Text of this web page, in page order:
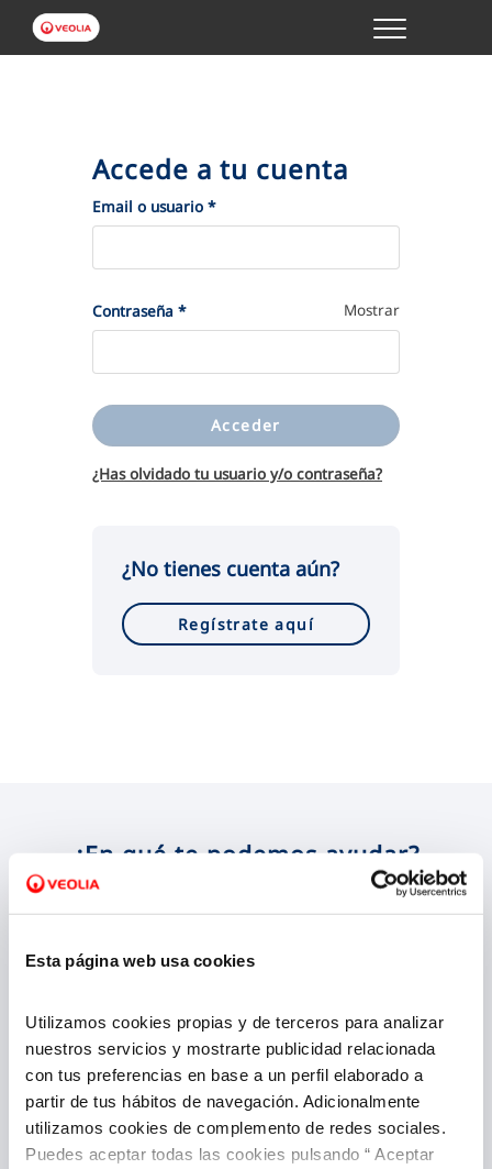
Esta página web usa cookies
Utilizamos cookies propias y de terceros para analizar
nuestros servicios y mostrarte publicidad relacionada
con tus preferencias en base a un perfil elaborado a
partir de tus hábitos de navegación. Adicionalmente
utilizamos cookies de complemento de redes sociales.
Puedes aceptar todas las cookies pulsando “ Aceptar
Menu
TU SERVICIO
VER TODAS LAS GESTIONES
TU AGUA
CONÓCENOS
¿En qué te podemos ayudar?
Introducir lectura
Accede a tu cuenta
Email o usuario *(Obligatorio)
Contraseña *(Obligatorio) Mostrar
Acceder
¿Has olvidado tu usuario y/o contraseña?
¿No tienes cuenta aún?
Regístrate aquí